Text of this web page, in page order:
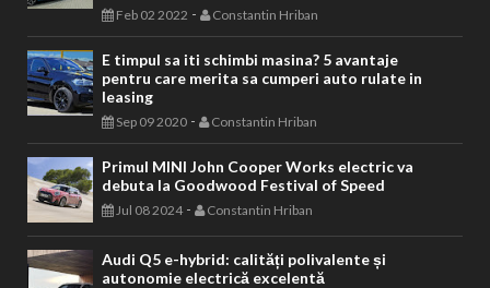
Feb 02 2022 - Constantin Hriban
E timpul sa iti schimbi masina? 5 avantaje
pentru care merita sa cumperi auto rulate in
leasing
Sep 09 2020 - Constantin Hriban
Primul MINI John Cooper Works electric va
debuta la Goodwood Festival of Speed
Jul 08 2024- Constantin Hriban
Audi Q5 e-hybrid: calități polivalente și
autonomie electrică excelentă